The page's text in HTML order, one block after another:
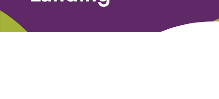
Fundraising Academy